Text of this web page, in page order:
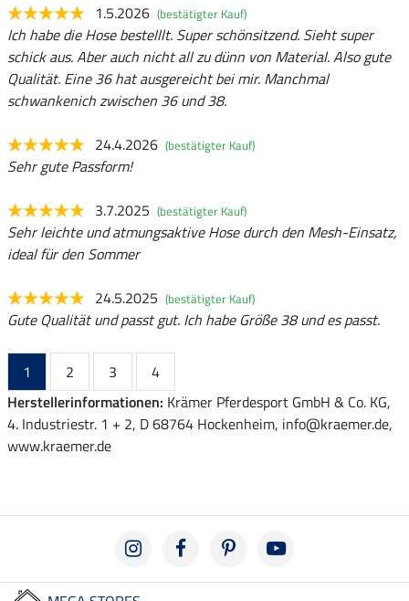
1.5.2026 (bestätigter Kauf)
Ich habe die Hose bestelllt. Super schönsitzend. Sieht super
schick aus. Aber auch nicht all zu dünn von Material. Also gute
Qualität. Eine 36 hat ausgereicht bei mir. Manchmal
schwankenich zwischen 36 und 38.
24.4.2026 (bestätigter Kauf)
Sehr gute Passform!
3.7.2025 (bestätigter Kauf)
Sehr leichte und atmungsaktive Hose durch den Mesh-Einsatz,
ideal für den Sommer
24.5.2025 (bestätigter Kauf)
Gute Qualität und passt gut. Ich habe Größe 38 und es passt.
1 2 3
4
Herstellerinformationen: Krämer Pferdesport GmbH & Co. KG,
4. Industriestr. 1 + 2, D 68764 Hockenheim, info@kraemer.de,
www.kraemer.de